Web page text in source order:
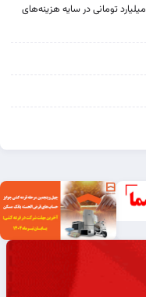
عملکرد متناقض بانک صادرات ؛ تراز مثبت ۸۸۲۲ میلیارد تومانی در سایه هزینه‌های